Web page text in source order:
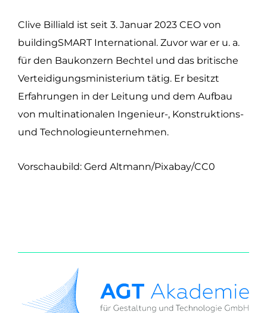
Clive Billiald ist seit 3. Januar 2023 CEO von
buildingSMART International. Zuvor war er u. a.
für den Baukonzern Bechtel und das britische
Verteidigungsministerium tätig. Er besitzt
Erfahrungen in der Leitung und dem Aufbau
von multinationalen Ingenieur-, Konstruktions-
und Technologieunternehmen.
Vorschaubild: Gerd Altmann/Pixabay/CC0